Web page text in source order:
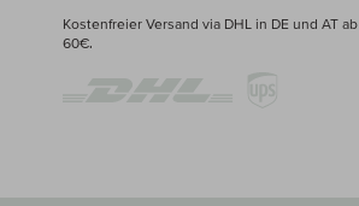
Kostenfreier Versand via DHL in DE und AT ab
60€.